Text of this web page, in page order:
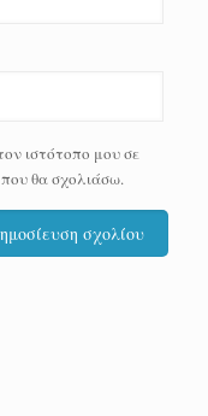
ιστότοπο μου σε
θα σχολιάσω.